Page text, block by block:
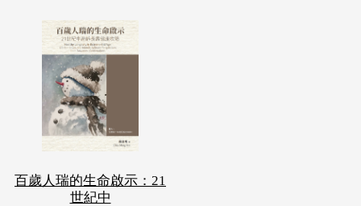
百歲人瑞的生命啟示：21
世紀中